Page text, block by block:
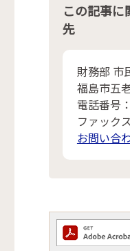
この記事
先
財務部 市
福島市五
電話番号：
ファック
お問い合